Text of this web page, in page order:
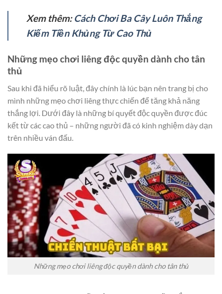
Xem thêm: Cách Chơi Ba Cây Luôn Thắng
Kiếm Tiền Khủng Từ Cao Thủ
Những mẹo chơi liêng độc quyền dành cho tân
thủ
Sau khi đã hiểu rõ luật, đây chính là lúc bạn nên trang bị cho
mình những mẹo chơi liêng thực chiến để tăng khả năng
thắng lợi. Dưới đây là những bí quyết độc quyền được đúc
kết từ các cao thủ – những người đã có kinh nghiệm dày dạn
trên nhiều ván đấu.
Những mẹo chơi liêng độc quyền dành cho tân thủ